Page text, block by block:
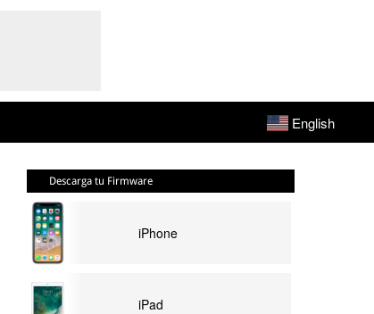
English
Descarga tu Firmware
iPhone
iPad